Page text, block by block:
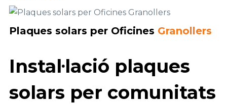
Plaques solars per Oficines Granollers
Instal·lació plaques
solars per comunitats